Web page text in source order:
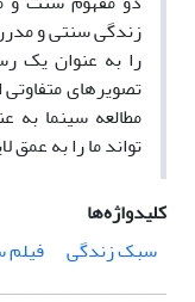
زندگی سنتی و
را به عنوان یک
تصویرهای
مطالعه سینما
تواند ما را به عمق
کلیدواژه‌ها
سبک زندگی
فیلم